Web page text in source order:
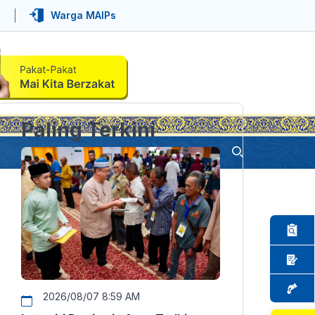
Warga MAIPs
Paling Terkini
2026/08/07 8:59 AM